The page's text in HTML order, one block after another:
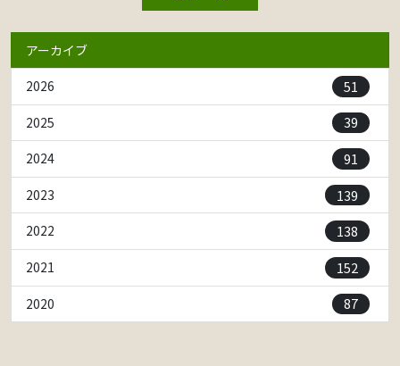
アーカイブ
2026
51
2025 39
2024 91
2023 139
2022 138
2021 152
2020 87